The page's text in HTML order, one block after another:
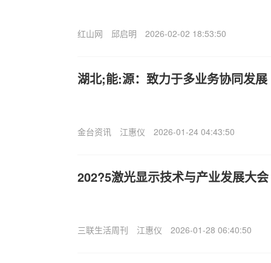
红山网 邱启明 2026-02-02 18:53:50
湖北;能:源：致力于多业务协同发
金台资讯 江惠仪 2026-01-24 04:43:50
202?5激光显示技术与产业发展大会
三联生活周刊 江惠仪 2026-01-28 06:40:50